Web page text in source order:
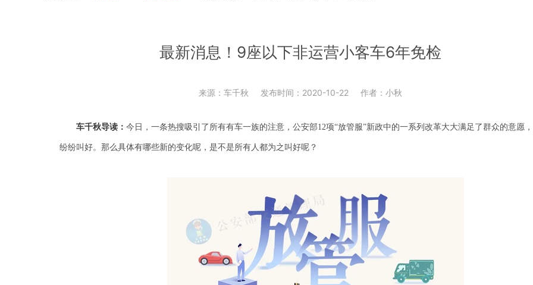
最新消息！9座以下非运营小客车6年免检
来源：车千秋 发布时间：2020-10-22 作者：小秋
车千秋导读： 今日，一条热搜吸引了所有有车一族的注意，公安部12项“放管服”新政中的一系列改革大大满足了群众的意愿
纷纷叫好。那么具体有哪些新的变化呢，是不是所有人都为之叫好呢？